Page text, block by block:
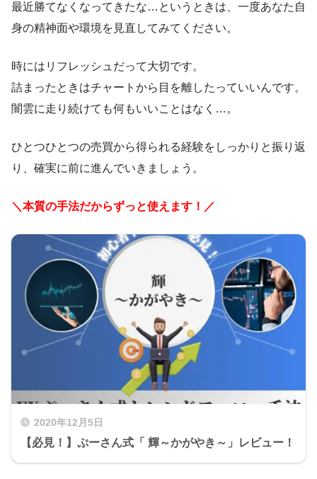
最近勝てなくなってきたな…というときは、一度あなた自
身の精神面や環境を見直してみてください。
時にはリフレッシュだって大切です。
詰まったときはチャートから目を離したっていいんです。
闇雲に走り続けても何もいいことはなく…。
ひとつひとつの売買から得られる経験をしっかりと振り返
り、確実に前に進んでいきましょう。
＼本質の手法だからずっと使えます！／
2020年12月5日
【必見！】ぷーさん式「 輝～かがやき～」レビュー！